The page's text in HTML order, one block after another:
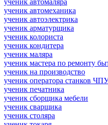
ученик автомеханика
ученик автоэлектрика
ученик арматурщика
ученик колориста
ученик кондитера
ученик маляра
ученик мастера по ремонту
ученик на производство
ученик оператора станков
ученик печатника
ученик сборщика мебели
ученик сварщика
ученик столяра